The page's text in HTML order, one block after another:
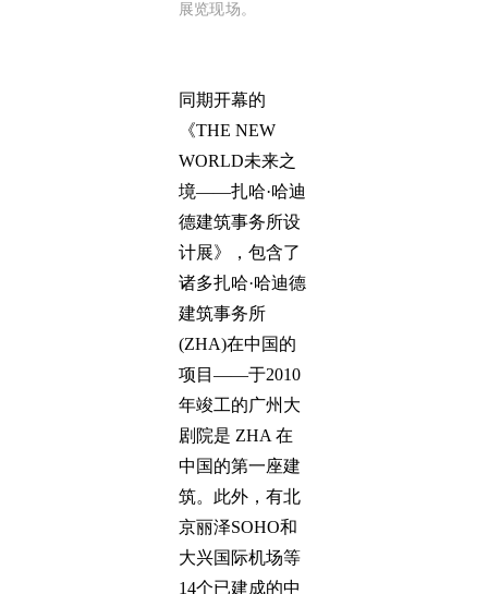
展览现场。
同期开幕的
《THE NEW
WORLD未来之
境——扎哈·哈迪
德建筑事务所设
计展》，包含了
诸多扎哈·哈迪德
建筑事务所
(ZHA)在中国的
项目——于2010
年竣工的广州大
剧院是 ZHA 在
中国的第一座建
筑。此外，有北
京丽泽SOHO和
大兴国际机场等
14个已建成的中